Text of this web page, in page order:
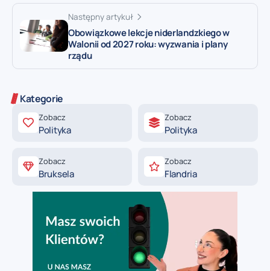
Następny artykuł
Obowiązkowe lekcje niderlandzkiego w
Walonii od 2027 roku: wyzwania i plany
rządu
Kategorie
Zobacz
Polityka
Zobacz
Polityka
Zobacz
Bruksela
Zobacz
Flandria